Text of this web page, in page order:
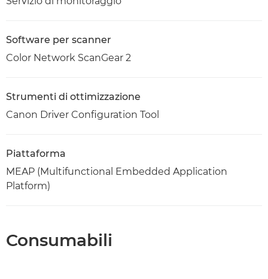
Software per scanner
Color Network ScanGear 2
Strumenti di ottimizzazione
Canon Driver Configuration Tool
Piattaforma
MEAP (Multifunctional Embedded Application
Platform)
Consumabili